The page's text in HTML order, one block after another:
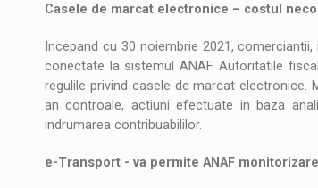
Casele de marcat electronice – costul
Incepand cu 30 noiembrie 2021,
conectate la sistemul ANAF. Autoritatile
regulile privind casele de marcat
an controale, actiuni efectuate in baza
indrumarea contribuabililor.
e-Transport - va permite ANAF